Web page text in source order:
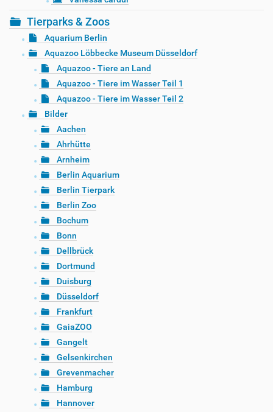
Tierparks & Zoos
Aquarium Berlin
Aquazoo Löbbecke Museum Düsseldorf
Aquazoo - Tiere an Land
Aquazoo - Tiere im Wasser Teil 1
Aquazoo - Tiere im Wasser Teil 2
Bilder
Aachen
Ahrhütte
Arnheim
Berlin Aquarium
Berlin Tierpark
Berlin Zoo
Bochum
Bonn
Dellbrück
Dortmund
Duisburg
Düsseldorf
Frankfurt
GaiaZOO
Gangelt
Gelsenkirchen
Grevenmacher
Hamburg
Hannover